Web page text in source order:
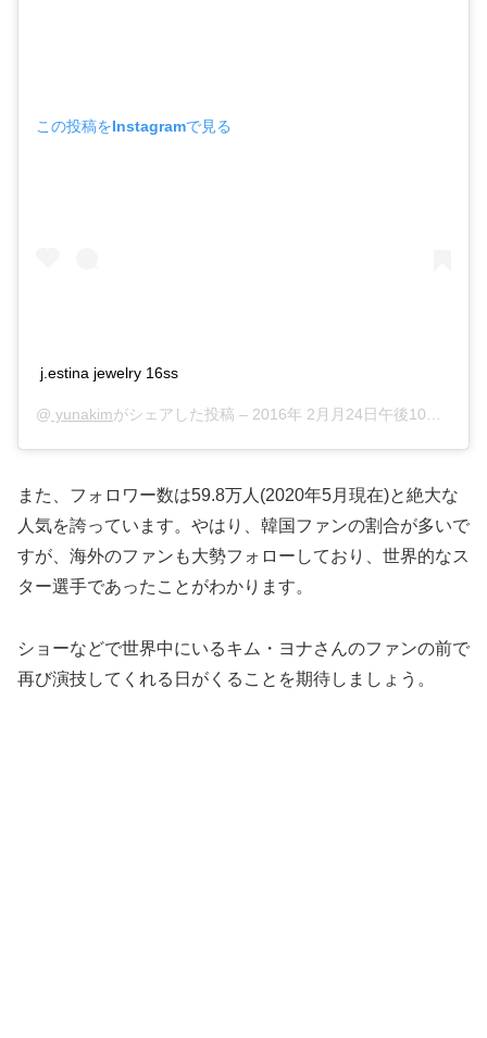
この投稿をInstagramで見る
j.estina jewelry 16ss
@ yunakimがシェアした投稿 – 2016年 2月月24日午後10時52分PST
また、フォロワー数は59.8万人(2020年5月現在)と絶大な
人気を誇っています。やはり、韓国ファンの割合が多いで
すが、海外のファンも大勢フォローしており、世界的なス
ター選手であったことがわかります。
ショーなどで世界中にいるキム・ヨナさんのファンの前で
再び演技してくれる日がくることを期待しましょう。